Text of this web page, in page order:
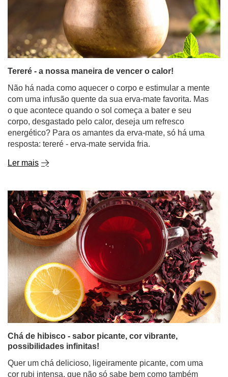
Tereré - a nossa maneira de vencer o calor!
Não há nada como aquecer o corpo e estimular a mente
com uma infusão quente da sua erva-mate favorita. Mas
corpo, desgastado pelo calor, deseja um refresco
energético? Para os amantes da erva-mate, só há uma
resposta: tereré - erva-mate servida fria.
Ler mais
Chá de hibisco - sabor picante, cor vibrante,
possibilidades infinitas!
Quer um chá delicioso, ligeiramente picante, com uma
cor rubi intensa, que não só sabe bem como também
beneficia o seu corpo? Na altura certa! O hibisco é uma
planta que funciona maravilhosamente como base para
bebidas refrescantes de verão e limonadas caseiras,
mas é igualmente saboroso servido quente - ideal para